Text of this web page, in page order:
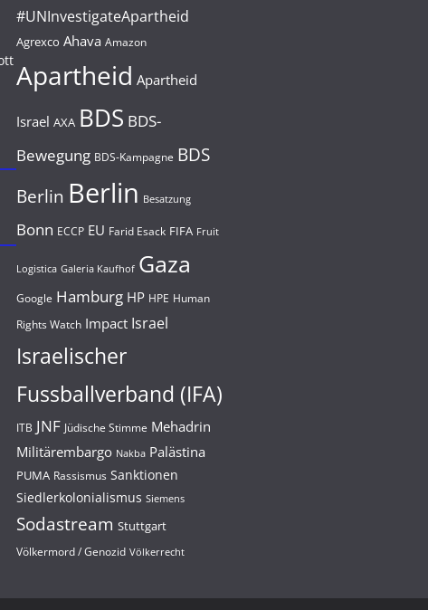
#UNInvestigateApartheid
Agrexco Ahava Amazon
Apartheid Apartheid
Israel AXA BDS BDS-
Bewegung BDS-Kampagne BDS
Berlin Berlin Besatzung
Bonn ECCP EU Farid Esack FIFA Fruit
Logistica Galeria Kaufhof Gaza
Google Hamburg HP HPE Human
Rights Watch Impact Israel
Israelischer
Fussballverband (IFA)
ITB JNF Jüdische Stimme Mehadrin
Militärembargo Nakba Palästina
PUMA Rassismus Sanktionen
Siedlerkolonialismus Siemens
Sodastream Stuttgart
Völkermord / Genozid Völkerrecht